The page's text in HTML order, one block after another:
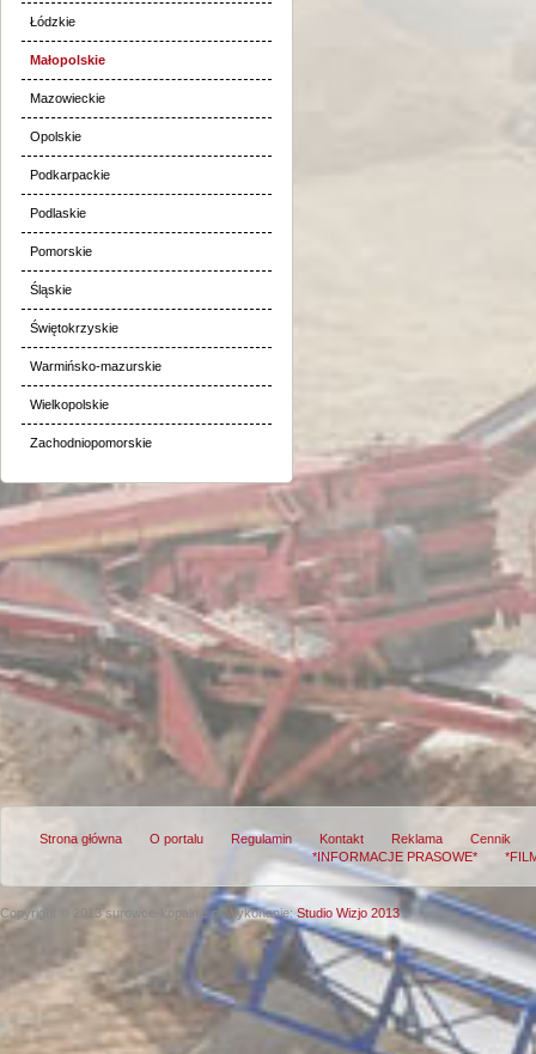
Łódzkie
Małopolskie
Mazowieckie
Opolskie
Podkarpackie
Podlaskie
Pomorskie
Śląskie
Świętokrzyskie
Warmińsko-mazurskie
Wielkopolskie
Zachodniopomorskie
Strona główna O portalu Regulamin Kontakt Reklama
Cennik
*INFORMACJE PRASOWE*
Copyright © 2013 surowce-kopalnie.plWykonanie:Studio Wizjo 2013